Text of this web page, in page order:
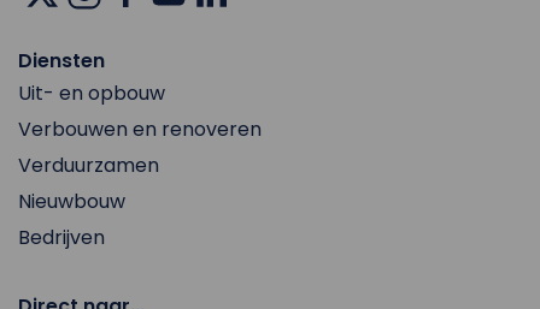
Diensten
Uit- en opbouw
Verbouwen en renoveren
Verduurzamen
Nieuwbouw
Bedrijven